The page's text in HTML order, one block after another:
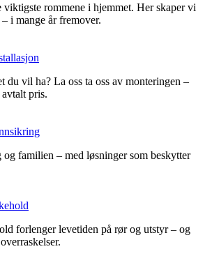
viktigste rommene i hjemmet. Her skaper vi
i mange år fremover.
du vil ha? La oss ta oss av monteringen –
pris.
familien – med løsninger som beskytter
forlenger levetiden på rør og utstyr – og